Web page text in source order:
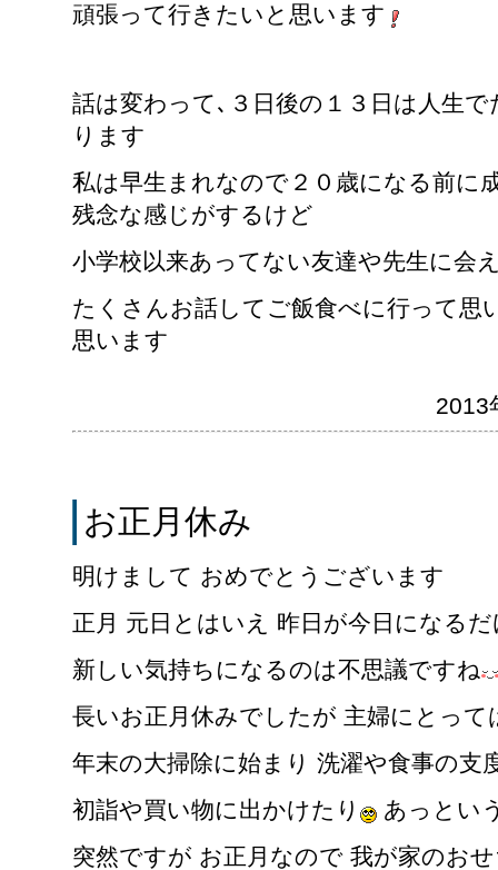
頑張って行きたいと思います
話は変わって､３日後の１３日は人生
ります
私は早生まれなので２０歳になる前に
残念な感じがするけど
小学校以来あってない友達や先生に会
たくさんお話してご飯食べに行って思
思います
2013
お正月休み
明けまして おめでとうございます
正月 元日とはいえ 昨日が今日になる
新しい気持ちになるのは不思議ですね
長いお正月休みでしたが 主婦にとって
年末の大掃除に始まり 洗濯や食事の支
初詣や買い物に出かけたり
あっとい
突然ですが お正月なので 我が家のお